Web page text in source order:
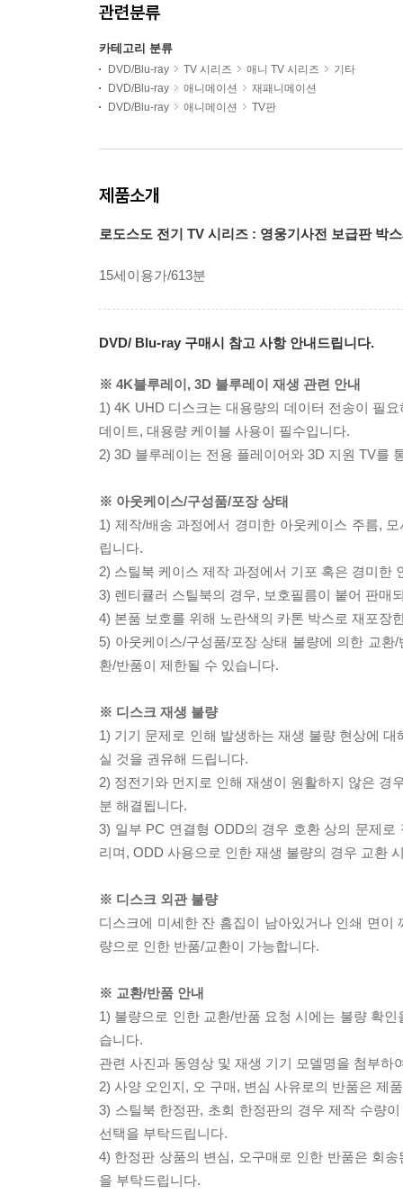
관련분류
카테고리 분류
DVD/Blu-ray TV 시리즈 애니 TV 시리즈
기타
DVD/Blu-ray
애니메이션
재패니메이션
DVD/Blu-ray
애니메이션 TV판
제품소개
로도스도 전기 TV 시리즈 : 영웅기사전 보급판 박
15세이용가/613분
DVD/ Blu-ray 구매시 참고 사항 안내드립니다.
※ 4K블루레이, 3D 블루레이 재생 관련 안내
1) 4K UHD 디스크는 대용량의 데이터 전송이 필
데이트, 대용량 케이블 사용이 필수입니다.
2) 3D 블루레이는 전용 플레이어와 3D 지원 TV를
※ 아웃케이스/구성품/포장 상태
1) 제작/배송 과정에서 경미한 아웃케이스 주름,
립니다.
2) 스틸북 케이스 제작 과정에서 기포 혹은 경미한
3) 렌티큘러 스틸북의 경우, 보호필름이 붙어 판매
4) 본품 보호를 위해 노란색의 카톤 박스로 재포장
5) 아웃케이스/구성품/포장 상태 불량에 의한 교
환/반품이 제한될 수 있습니다.
※ 디스크 재생 불량
1) 기기 문제로 인해 발생하는 재생 불량 현상에
실 것을 권유해 드립니다.
2) 정전기와 먼지로 인해 재생이 원활하지 않은 경
분 해결됩니다.
3) 일부 PC 연결형 ODD의 경우 호환 상의 문제
리며, ODD 사용으로 인한 재생 불량의 경우 교환
※ 디스크 외관 불량
디스크에 미세한 잔 흠집이 남아있거나 인쇄 면
량으로 인한 반품/교환이 가능합니다.
※ 교환/반품 안내
1) 불량으로 인한 교환/반품 요청 시에는 불량 확
습니다.
관련 사진과 동영상 및 재생 기기 모델명을 첨부하
2) 사양 오인지, 오 구매, 변심 사유로의 반품은 제
3) 스틸북 한정판, 초회 한정판의 경우 제작 수량
선택을 부탁드립니다.
4) 한정판 상품의 변심, 오구매로 인한 반품은 회
을 부탁드립니다.